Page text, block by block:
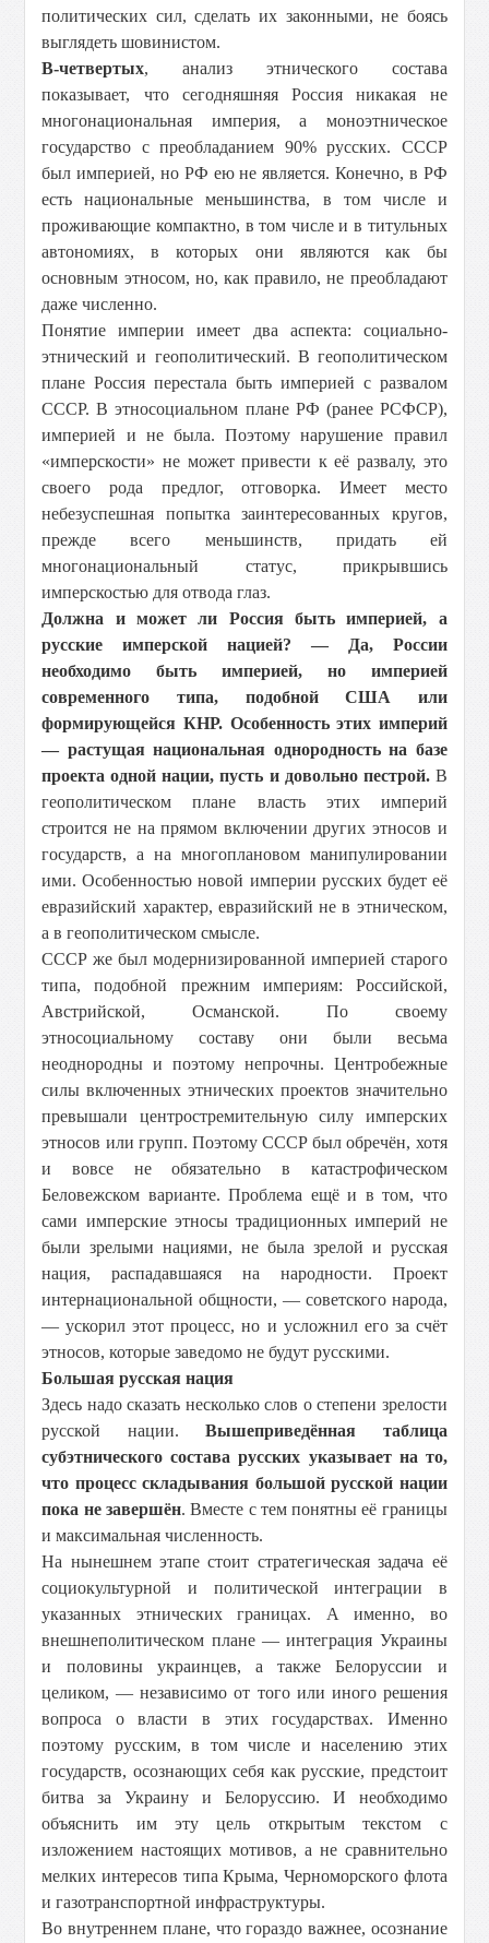
политических сил, сделать их законными, не боясь
выглядеть шовинистом.
В-четвертых, анализ этнического состава
показывает, что сегодняшняя Россия никакая не
многонациональная империя, а моноэтническое
государство с преобладанием 90% русских. СССР
был империей, но РФ ею не является. Конечно, в РФ
есть национальные меньшинства, в том числе и
проживающие компактно, в том числе и в титульных
автономиях, в которых они являются как бы
основным этносом, но, как правило, не преобладают
даже численно.
Понятие империи имеет два аспекта: социально-
этнический и геополитический. В геополитическом
плане Россия перестала быть империей с развалом
СССР. В этносоциальном плане РФ (ранее РСФСР),
империей и не была. Поэтому нарушение правил
«имперскости» не может привести к её развалу, это
своего рода предлог, отговорка. Имеет место
небезуспешная попытка заинтересованных кругов,
прежде всего меньшинств, придать ей
многонациональный статус, прикрывшись
имперскостью для отвода глаз.
Должна и может ли Россия быть империей, а
русские имперской нацией? — Да, России
необходимо быть империей, но империей
современного типа, подобной США или
формирующейся КНР. Особенность этих империй
— растущая национальная однородность на базе
проекта одной нации, пусть и довольно пестрой. В
геополитическом плане власть этих империй
строится не на прямом включении других этносов и
государств, а на многоплановом манипулировании
ими. Особенностью новой империи русских будет её
евразийский характер, евразийский не в этническом,
а в геополитическом смысле.
СССР же был модернизированной империей старого
типа, подобной прежним империям: Российской,
Австрийской, Османской. По своему
этносоциальному составу они были весьма
неоднородны и поэтому непрочны. Центробежные
силы включенных этнических проектов значительно
превышали центростремительную силу имперских
этносов или групп. Поэтому СССР был обречён, хотя
и вовсе не обязательно в катастрофическом
Беловежском варианте. Проблема ещё и в том, что
сами имперские этносы традиционных империй не
были зрелыми нациями, не была зрелой и русская
нация, распадавшаяся на народности. Проект
интернациональной общности, — советского народа,
— ускорил этот процесс, но и усложнил его за счёт
этносов, которые заведомо не будут русскими.
Большая русская нация
Здесь надо сказать несколько слов о степени зрелости
русской нации.Вышеприведённая таблица
субэтнического состава русских указывает на то,
что процесс складывания большой русской нации
пока не завершён. Вместе с тем понятны её границы
и максимальная численность.
На нынешнем этапе стоит стратегическая задача её
социокультурной и политической интеграции в
указанных этнических границах. А именно, во
внешнеполитическом плане — интеграция Украины
и половины украинцев, а также Белоруссии и
целиком, — независимо от того или иного решения
вопроса о власти в этих государствах. Именно
поэтому русским, в том числе и населению этих
государств, осознающих себя как русские, предстоит
битва за Украину и Белоруссию. И необходимо
объяснить им эту цель открытым текстом с
изложением настоящих мотивов, а не сравнительно
мелких интересов типа Крыма, Черноморского флота
и газотранспортной инфраструктуры.
Во внутреннем плане, что гораздо важнее, осознание